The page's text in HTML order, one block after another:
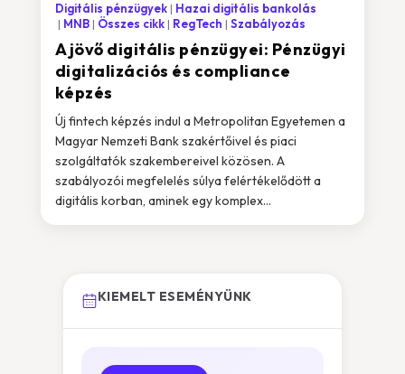
A jövő digitális pénzügyei: Pénzügyi
digitalizációs és compliance
képzés
Digitális pénzügyek
Hazai digitális bankolás
MNB
Összes cikk RegTech Szabályozás
Új fintech képzés indul a Metropolitan Egyetemen a
Magyar Nemzeti Bank szakértőivel és piaci
szolgáltatók szakembereivel közösen. A
szabályozói megfelelés súlya felértékelődött a
digitális korban, aminek egy komplex...
KIEMELT ESEMÉNYÜNK